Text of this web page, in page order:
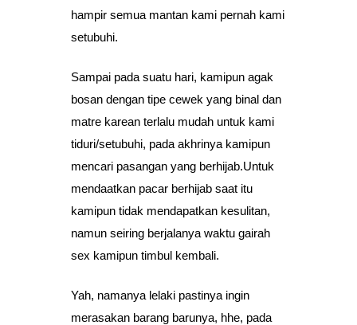
hampir semua mantan kami pernah kami
setubuhi.
Sampai pada suatu hari, kamipun agak
bosan dengan tipe cewek yang binal dan
matre karean terlalu mudah untuk kami
tiduri/setubuhi, pada akhrinya kamipun
mencari pasangan yang berhijab.Untuk
mendaatkan pacar berhijab saat itu
kamipun tidak mendapatkan kesulitan,
namun seiring berjalanya waktu gairah
sex kamipun timbul kembali.
Yah, namanya lelaki pastinya ingin
merasakan barang barunya, hhe, pada